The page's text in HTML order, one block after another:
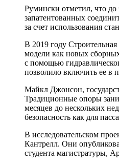
Румински отметил, что
запатентованных
за счет использования
В 2019 году
модели как новых
с помощью
позволило включить ее в
Майкл Джонсон,
Традиционные опоры
месяцев до нескольких
безопасность как для
В исследовательском
Кантрелл. Они
студента магистратуры,